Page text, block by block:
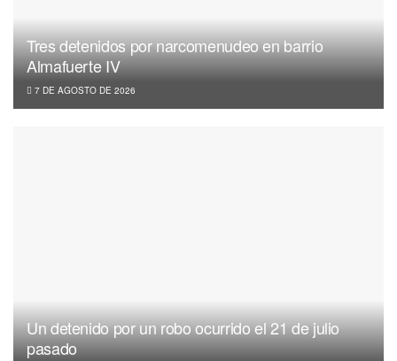
Tres detenidos por narcomenudeo en barrio
Almafuerte IV
7 DE AGOSTO DE 2026
Un detenido por un robo ocurrido el 21 de julio
pasado